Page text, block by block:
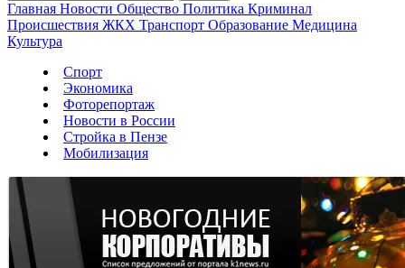
Главная Новости Общество Политика Криминал
Происшествия ЖКХ Транспорт Образование Медицина
Культура
Спорт
Экономика
Фоторепортаж
Новости в России
Стройка в Пензе
Мобилизация